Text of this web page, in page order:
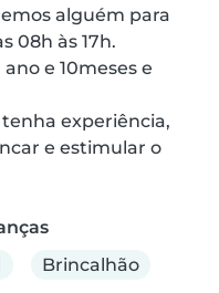
alguém para
08h às 17h.
e 10meses e
experiência,
e estimular o
Brincalhão